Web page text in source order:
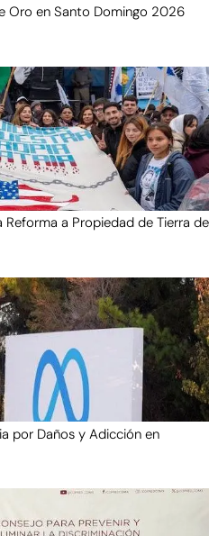
Oro en Santo Domingo 2026
a Propiedad de Tierra de
por Daños y Adicción en